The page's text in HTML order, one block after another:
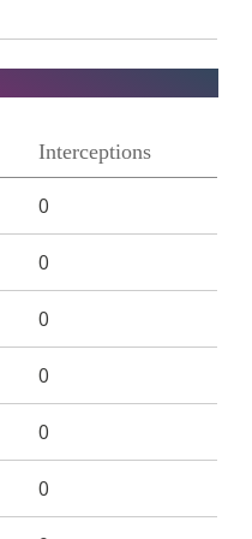
Interceptions
0
0
0
0
0
0